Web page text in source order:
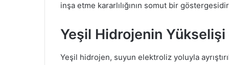
inşa etme kararlılığının somut bir
Yeşil Hidrojenin Yükselişi
Yeşil hidrojen, suyun elektroliz yoluyla